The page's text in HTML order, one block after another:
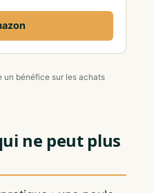
un bénéfice sur les achats
ne peut plus